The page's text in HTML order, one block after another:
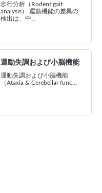
歩行分析（Rodent gait
analysis） 運動機能の差異の
検出は、中...
運動失調および小脳機能
運動失調および小脳機能
（Ataxia & Cerebellar func...